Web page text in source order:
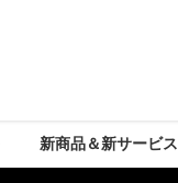
新商品＆新サービス